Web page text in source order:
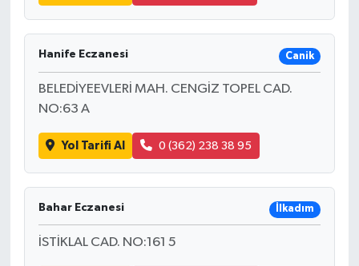
Hanife Eczanesi Canik
BELEDİYEEVLERİ MAH. CENGİZ TOPEL CAD.
NO:63 A
Yol Tarifi Al 0 (362) 238 38 95
Bahar Eczanesi İlkadım
İSTİKLAL CAD. NO:161 5